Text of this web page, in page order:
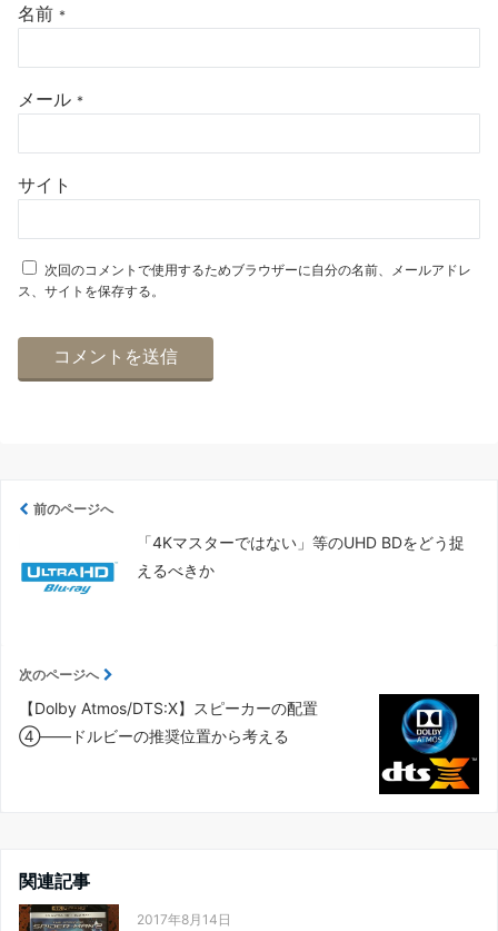
名前 *
メール *
サイト
次回のコメントで使用するためブラウザーに自分の名前、メールアドレ
ス、サイトを保存する。
前のページへ
「4Kマスターではない」等のUHD BDをどう捉
えるべきか
次のページへ
【Dolby Atmos/DTS:X】スピーカーの配置
④――ドルビーの推奨位置から考える
関連記事
2017年8月14日